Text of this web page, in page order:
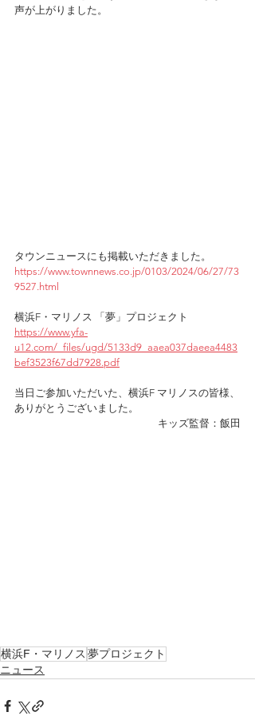
声が上がりました。
タウンニュースにも掲載いただきました。
https://www.townnews.co.jp/0103/2024/06/27/73
9527.html
横浜F・マリノス 「夢」プロジェクト
https://www.yfa-
u12.com/_files/ugd/5133d9_aaea037daeea4483
bef3523f67dd7928.pdf
当日ご参加いただいた、横浜F マリノスの皆様、
ありがとうございました。
キッズ監督：飯田
横浜F・マリノス 夢プロジェクト
ニュース